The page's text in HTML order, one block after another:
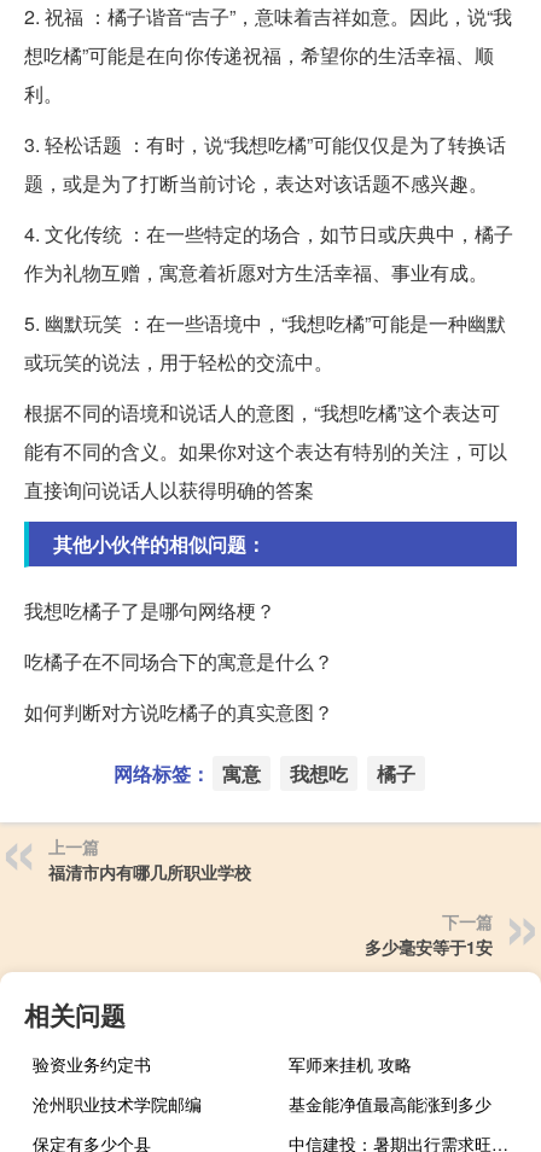
2. 祝福 ：橘子谐音“吉子”，意味着吉祥如意。因此，说“我
想吃橘”可能是在向你传递祝福，希望你的生活幸福、顺
利。
3. 轻松话题 ：有时，说“我想吃橘”可能仅仅是为了转换话
题，或是为了打断当前讨论，表达对该话题不感兴趣。
4. 文化传统 ：在一些特定的场合，如节日或庆典中，橘子
作为礼物互赠，寓意着祈愿对方生活幸福、事业有成。
5. 幽默玩笑 ：在一些语境中，“我想吃橘”可能是一种幽默
或玩笑的说法，用于轻松的交流中。
根据不同的语境和说话人的意图，“我想吃橘”这个表达可
能有不同的含义。如果你对这个表达有特别的关注，可以
直接询问说话人以获得明确的答案
其他小伙伴的相似问题：
我想吃橘子了是哪句网络梗？
吃橘子在不同场合下的寓意是什么？
如何判断对方说吃橘子的真实意图？
网络标签： 寓意 我想吃 橘子
上一篇
福清市内有哪几所职业学校
下一篇
多少毫安等于1安
相关问题
验资业务约定书
军师来挂机 攻略
沧州职业技术学院邮编
基金能净值最高能涨到多少
保定有多少个县
中信建投：暑期出行需求旺盛 出行链细分赛道龙头受益